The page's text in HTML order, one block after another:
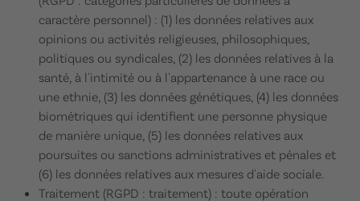
caractère personnel) : (1) les données relatives aux
opinions ou activités religieuses, philosophiques,
politiques ou syndicales, (2) les données relatives à la
santé, à l'intimité ou à l'appartenance à une race ou
une ethnie, (3) les données génétiques, (4) les données
biométriques qui identifient une personne physique
de manière unique, (5) les données relatives aux
poursuites ou sanctions administratives et pénales et
(6) les données relatives aux mesures d'aide sociale.
Traitement (RGPD : traitement) : toute opération